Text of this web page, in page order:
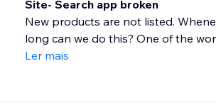
Site- Search app broken
New products are not listed.
long can we do this? One of the
Ler mais